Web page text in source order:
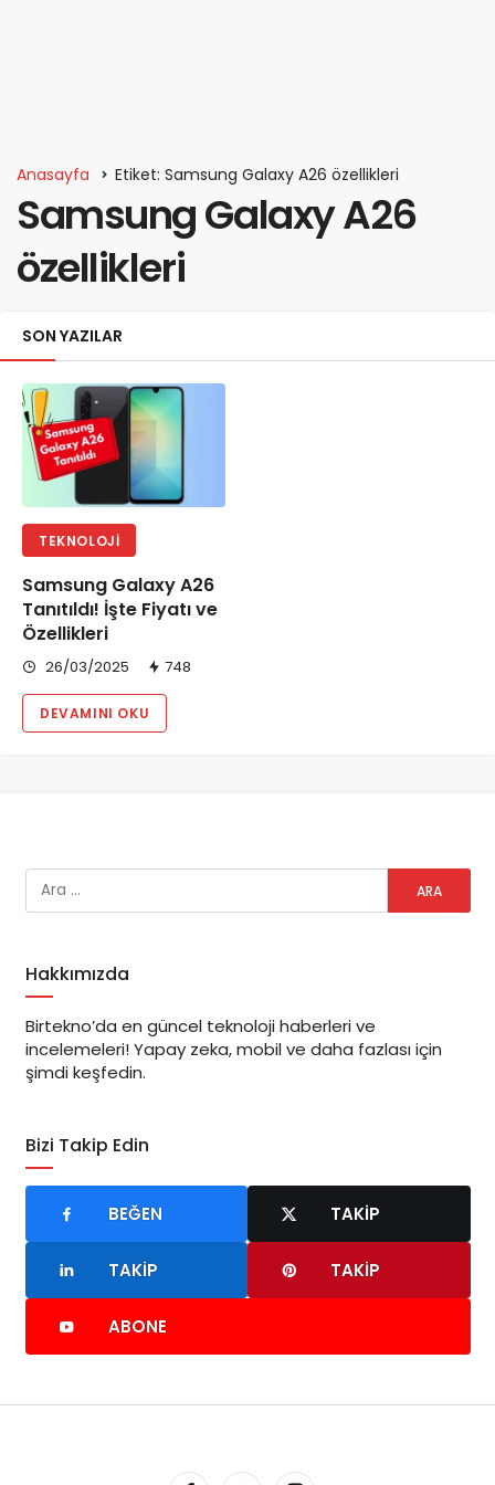
Anasayfa Etiket: Samsung Galaxy A26 özellikleri
Samsung Galaxy A26
özellikleri
SON YAZILAR
TEKNOLOJI
Samsung Galaxy A26
Tanıtıldı! İşte Fiyatı ve
Özellikleri
26/03/2025 748
DEVAMINI OKU
Hakkımızda
Birtekno’da en güncel teknoloji haberleri ve
incelemeleri! Yapay zeka, mobil ve daha fazlası için
şimdi keşfedin.
Bizi Takip Edin
BEĞEN TAKIP
TAKIP TAKIP
ABONE